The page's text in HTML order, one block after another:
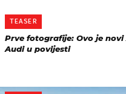
TEASER
Prve fotografije: Ovo je
Audi u povijesti